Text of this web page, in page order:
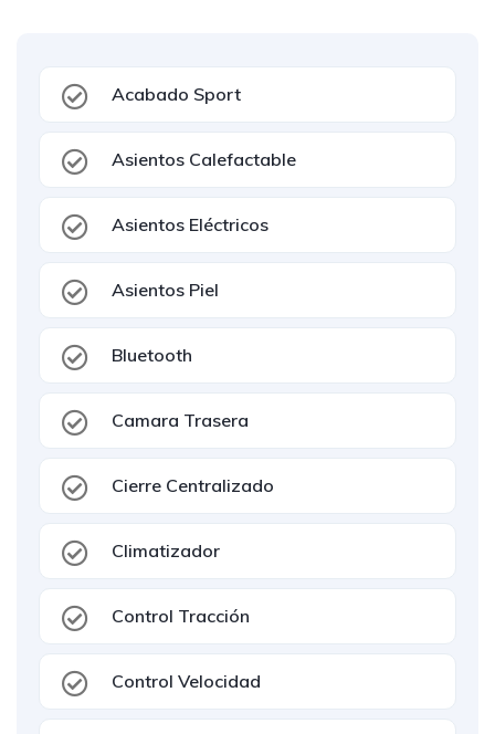
Acabado Sport
Asientos Calefactable
Asientos Eléctricos
Asientos Piel
Bluetooth
Camara Trasera
Cierre Centralizado
Climatizador
Control Tracción
Control Velocidad